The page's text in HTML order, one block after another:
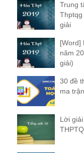
Trung
giải
[Word]
năm
giải)
30 đề
ma
Lời